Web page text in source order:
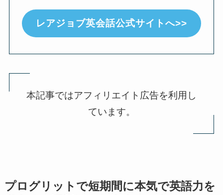
レアジョブ英会話公式サイトへ>>
本記事ではアフィリエイト広告を利用し
ています。
プログリットで短期間に本気で英語力を